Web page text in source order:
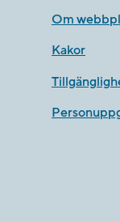
Om
Kakor